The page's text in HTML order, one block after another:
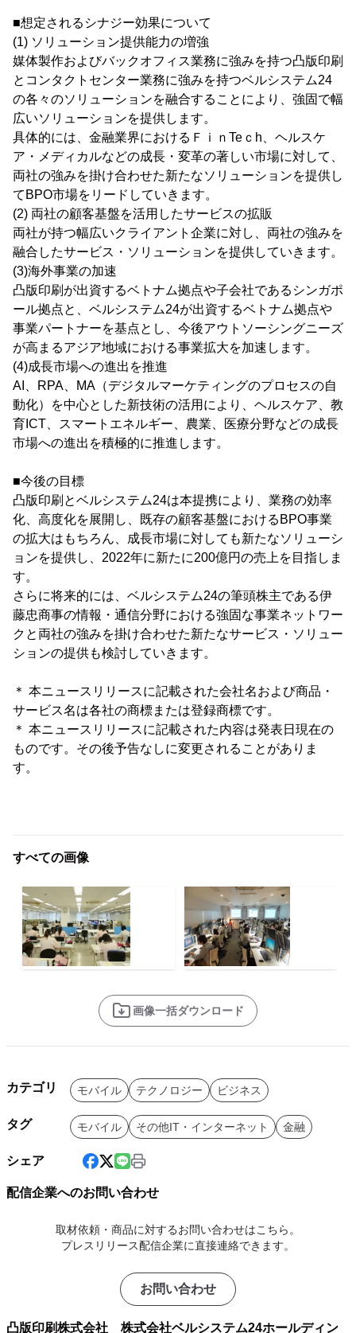
■想定されるシナジー効果について
(1) ソリューション提供能力の増強
媒体製作およびバックオフィス業務に強みを持つ凸版印刷
とコンタクトセンター業務に強みを持つベルシステム24
の各々のソリューションを融合することにより、強固で幅
広いソリューションを提供します。
具体的には、金融業界におけるＦｉｎTeｃh、ヘルスケ
ア・メディカルなどの成長・変革の著しい市場に対して、
両社の強みを掛け合わせた新たなソリューションを提供し
てBPO市場をリードしていきます。
(2) 両社の顧客基盤を活用したサービスの拡販
両社が持つ幅広いクライアント企業に対し、両社の強みを
融合したサービス・ソリューションを提供していきます。
(3)海外事業の加速
凸版印刷が出資するベトナム拠点や子会社であるシンガポ
ール拠点と、ベルシステム24が出資するベトナム拠点や
事業パートナーを基点とし、今後アウトソーシングニーズ
が高まるアジア地域における事業拡大を加速します。
(4)成長市場への進出を推進
AI、RPA、MA（デジタルマーケティングのプロセスの自
動化）を中心とした新技術の活用により、ヘルスケア、教
育ICT、スマートエネルギー、農業、医療分野などの成長
市場への進出を積極的に推進します。
■今後の目標
凸版印刷とベルシステム24は本提携により、業務の効率
化、高度化を展開し、既存の顧客基盤におけるBPO事業
の拡大はもちろん、成長市場に対しても新たなソリューシ
ョンを提供し、2022年に新たに200億円の売上を目指しま
す。
さらに将来的には、ベルシステム24の筆頭株主である伊
藤忠商事の情報・通信分野における強固な事業ネットワー
クと両社の強みを掛け合わせた新たなサービス・ソリュー
ションの提供も検討していきます。
＊ 本ニュースリリースに記載された会社名および商品・
サービス名は各社の商標または登録商標です。
＊ 本ニュースリリースに記載された内容は発表日現在の
ものです。その後予告なしに変更されることがありま
す。
すべての画像
画像一括ダウンロード
カテゴリ モバイル テクノロジー ビジネス
タグ モバイル その他IT・インターネット 金融
シェア
配信企業へのお問い合わせ
取材依頼・商品に対するお問い合わせはこちら。
プレスリリース配信企業に直接連絡できます。
お問い合わせ
凸版印刷株式会社 株式会社ベルシステム24ホールディン